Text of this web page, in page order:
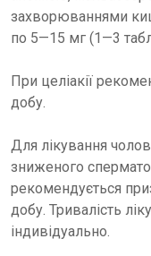
захворюваннями
по 5—15 мг (1—3
При целіакії
добу.
Для лікування
зниженого
рекомендується
добу. Тривалість
індивідуально.